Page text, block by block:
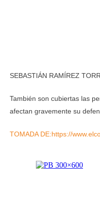
SEBASTIÁN RAMÍREZ
También son cubiertas las
afectan gravemente su
TOMADA DE:https://